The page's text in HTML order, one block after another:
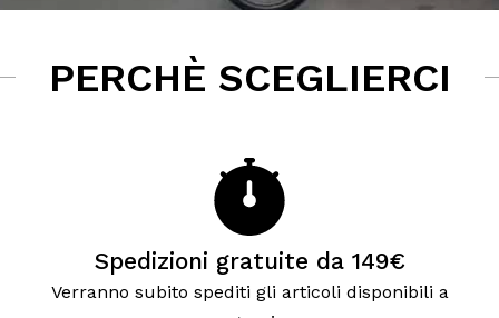
PERCHÈ SCEGLIERCI
Spedizioni gratuite da 149€
Verranno subito spediti gli articoli disponibili a